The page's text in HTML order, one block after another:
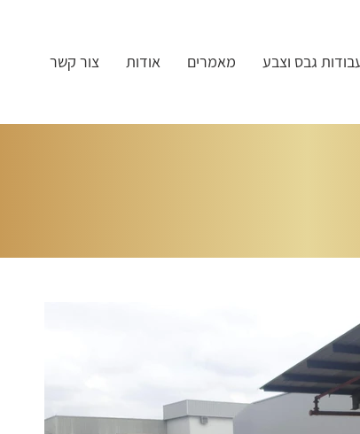
גבס וצבע מאמרים אודות צור קשר